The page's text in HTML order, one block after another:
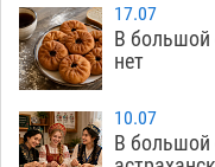
получить
гандболисты
17.07
В
нет
10.07
В большой